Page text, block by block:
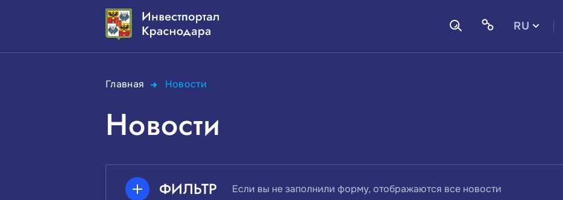
RU
Главная Новости
Новости
ФИЛЬТР Если вы не заполнили форму, отображаются все новости